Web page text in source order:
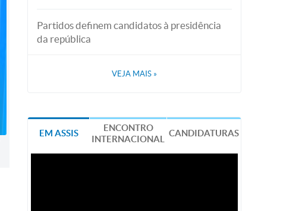
Partidos definem candidatos à presidência
da república
VEJA MAIS »
EM ASSIS
ENCONTRO
INTERNACIONAL
CANDIDATURAS